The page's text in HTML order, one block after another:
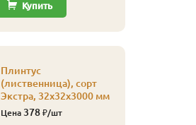
Купить
Плинтус
(лиственница), сорт
Экстра, 32х32х3000 мм
Цена 378₽/шт